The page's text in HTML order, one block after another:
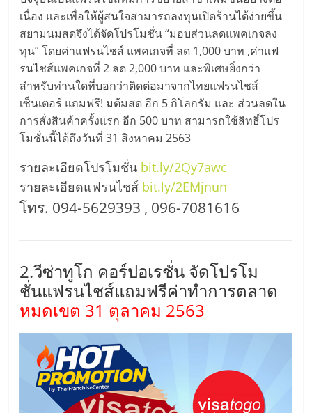
ไชส์
ขาย
หน้า
บ้าน
ลงทุน
น้อย
คืน
ทุน
ไว,
เนื่อง และเพื่อให้ผู้สนใจสามารถลงทุนเปิดร้านได้ง่ายขึ้น
สยามนมสดจึงได้จัดโปรโมชั่น “มอบส่วนลดแพคเกจลง
ทุน” โดยค่าแฟรนไชส์ แพคเกจที่ ลด 1,000 บาท ,ค่าแฟ
รนไชส์แพคเกจที่ 2 ลด 2,000 บาท และพิเศษยิ่งกว่า
สำหรับท่านใดที่บอกว่าติดต่อมาจากไทยแฟรนไชส์
เซ็นเตอร์ แถมฟรี! มต้มสด อีก 5 กิโลกรัม และ ส่วนลดใน
การสั่งสินค้าครั้งแรก อีก 500 บาท สามารถใช้สิทธิ์โปร
โมชั่นนี้ได้ถึงวันที่ 31 สิงหาคม 2563
รายละเอียดโปรโมชั่น bit.ly/2Qy7awc
รายละเอียดแฟรนไชส์ bit.ly/2EMjnun
โทร. 094-5629393 , 096-7081616
2.วีซ่าทูโก คอร์ปอเรชั่น จัดโปรโม
ชั่นแฟรนไชส์แถมฟรีค่าทำการตลาด
หมดเขต 31 ตุลาคม 2563